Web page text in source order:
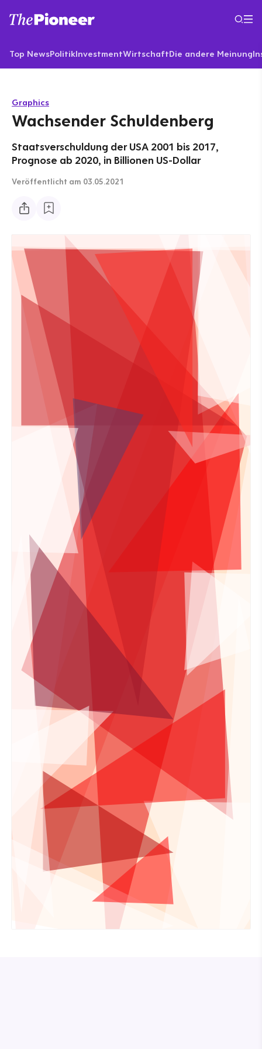
Top NewsPolitikInvestmentWirtschaftDie andere Meinung
Graphics
Wachsender Schuldenberg
Staatsverschuldung der USA 2001 bis 2017,
Prognose ab 2020, in Billionen US-Dollar
Veröffentlicht am 03.05.2021